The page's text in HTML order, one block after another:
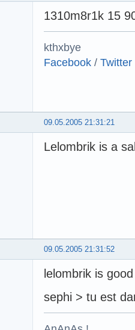
1310m8r1k 15
kthxbye
Facebook / Twitter
09.05.2005 21:31:21
Lelombrik is a
09.05.2005 21:31:52
lelombrik is good
sephi > tu est